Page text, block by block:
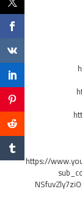
https://